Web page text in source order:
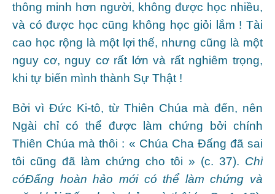
thông minh hơn người, không được học nhiều,
và có được học cũng không học giỏi lắm ! Tài
cao học rộng là một lợi thế, nhưng cũng là một
nguy cơ, nguy cơ rất lớn và rất nghiêm trọng,
khi tự biến mình thành Sự Thật !
Bởi vì Đức Ki-tô, từ Thiên Chúa mà đến, nên
Ngài chỉ có thể được làm chứng bởi chính
Thiên Chúa mà thôi : « Chúa Cha Đấng đã sai
tôi cũng đã làm chứng cho tôi » (c. 37). Chỉ
cóĐấng hoàn hảo mới có thể làm chứng và